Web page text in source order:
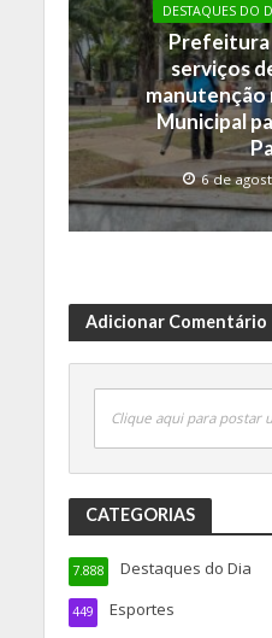
DESTAQUES DO
Prefeitura
serviços
Municipal
6 de
Adicionar Comentário
Clique aqui para postar
CATEGORIAS
Destaques do Dia
7.888
Esportes
449